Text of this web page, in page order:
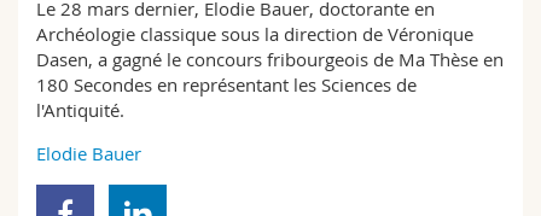
Math.-Nat. und Med. Fak.
Interfakultär
Mitarbeitende
Doktorierende
Webmail
Vorlesungsverzeichnis
MyUnifr
Le 28 mars dernier, Elodie Bauer, doctorante en
Archéologie classique sous la direction de Véronique
Dasen, a gagné le concours fribourgeois de Ma Thèse en
180 Secondes en représentant les Sciences de
l'Antiquité.
Elodie Bauer